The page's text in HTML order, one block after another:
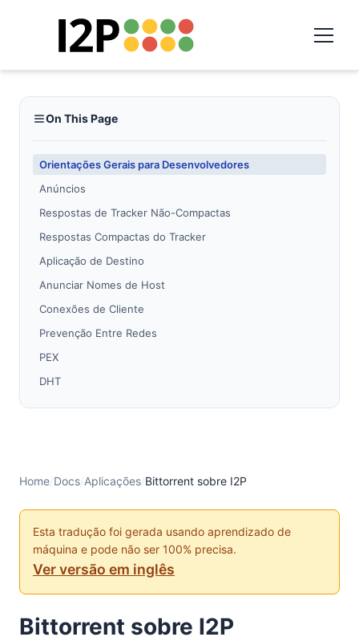
On This Page
Orientações Gerais para Desenvolvedores
Anúncios
Respostas de Tracker Não-Compactas
Respostas Compactas do Tracker
Aplicação de Destino
Anunciar Nomes de Host
Conexões de Cliente
Prevenção Entre Redes
PEX
DHT
Home/Docs/Aplicações/Bittorrent sobre I2P
Esta tradução foi gerada usando aprendizado de
máquina e pode não ser 100% precisa.
Ver versão em inglês
Bittorrent sobre I2P